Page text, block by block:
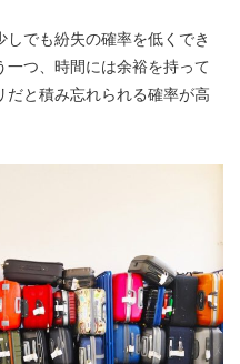
でも紛失の確率を低くでき
一つ、時間には余裕を持って
と積み忘れられる確率が高